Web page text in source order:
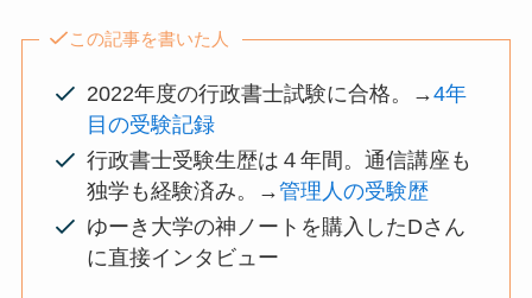
この記事を書いた人
2022年度の行政書士試験に合格。→4年
目の受験記録
行政書士受験生歴は４年間。通信講座も
独学も経験済み。→管理人の受験歴
ゆーき大学の神ノートを購入したDさん
に直接インタビュー